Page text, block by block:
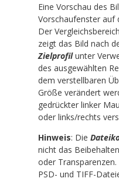
Eine Vorschau des
Vorschaufenster auf
Der
zeigt das Bild nach
Zielprofilunter
des ausgewählten
dem verstellbaren
Größe verändert
gedrückter linker
oder links/rechts
Hinweis: Die
nicht das
oder
PSD- und TIFF-